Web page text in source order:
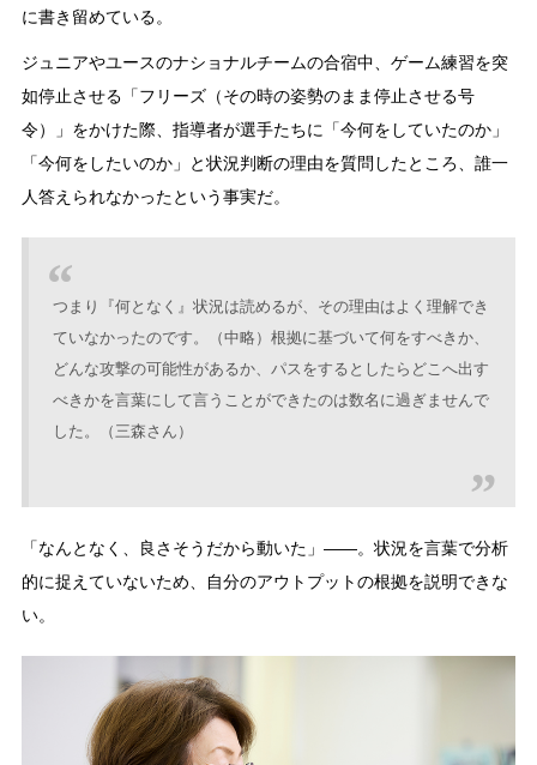
に書き留めている。
ジュニアやユースのナショナルチームの合宿中、ゲーム練習を突
如停止させる「フリーズ（その時の姿勢のまま停止させる号
令）」をかけた際、指導者が選手たちに「今何をしていたのか」
「今何をしたいのか」と状況判断の理由を質問したところ、誰一
人答えられなかったという事実だ。
つまり『何となく』状況は読めるが、その理由はよく理解でき
ていなかったのです。（中略）根拠に基づいて何をすべきか、
どんな攻撃の可能性があるか、パスをするとしたらどこへ出す
べきかを言葉にして言うことができたのは数名に過ぎませんで
した。（三森さん）
「なんとなく、良さそうだから動いた」——。状況を言葉で分析
的に捉えていないため、自分のアウトプットの根拠を説明できな
い。